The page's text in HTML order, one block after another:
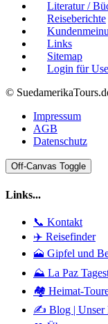
Literatur /
Reiseberichte
Links
Sitemap
Login für
©
Impressum
AGB
Datenschutz
Off-Canvas Toggle
Links...
📞 Kontakt
✈️ Reisefinder
🗻 Gipfel und
⛰️ La Paz
🏘️ Heimat-
✍️ Blog | Unser